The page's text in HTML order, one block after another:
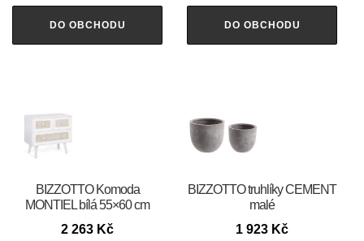
DO OBCHODU DO OBCHODU
BIZZOTTO Komoda
MONTIEL bílá 55×60 cm
2 263 Kč
BIZZOTTO truhlíky CEMENT
malé
1 923 Kč